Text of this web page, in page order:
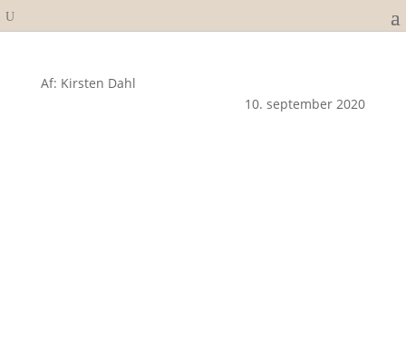
Af: Kirsten Dahl
10. september 2020